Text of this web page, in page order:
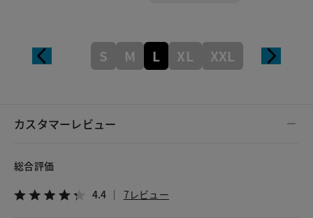
S M L XL XXL
カスタマーレビュー
総合評価
4.4 7レビュー